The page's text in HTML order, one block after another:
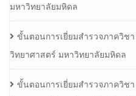
มหาวิทยาลัยมหิดล
ขั้นตอนการเยี่ยมสำรวจภาควิช
วิทยาศาสตร์ มหาวิทยาลัยมหิดล
ขั้นตอนการเยี่ยมสำรวจภาควิช